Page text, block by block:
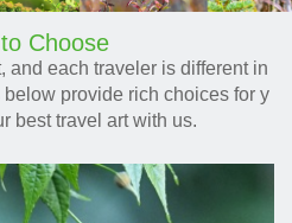
Choose
and each traveler is different in
provide rich choices for y
best travel art with us.